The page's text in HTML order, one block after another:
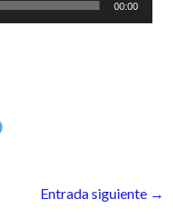
00:00
Entrada siguiente →